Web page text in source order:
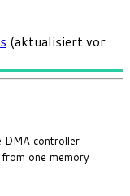
(aktualisiert vor
DMA controller
one memory